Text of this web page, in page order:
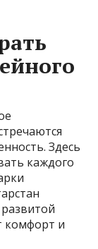
Здесь
каждого
комфорт и